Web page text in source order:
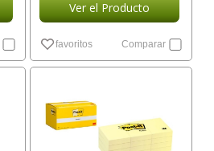
Ver el Producto
favoritos Comparar